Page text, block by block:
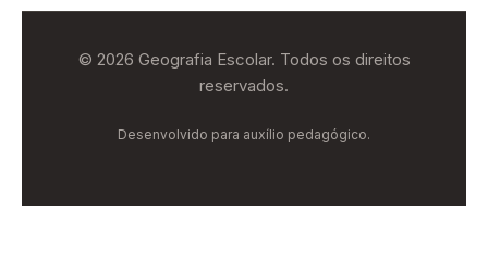
© 2026 Geografia Escolar. Todos os direitos
reservados.
Desenvolvido para auxílio pedagógico.